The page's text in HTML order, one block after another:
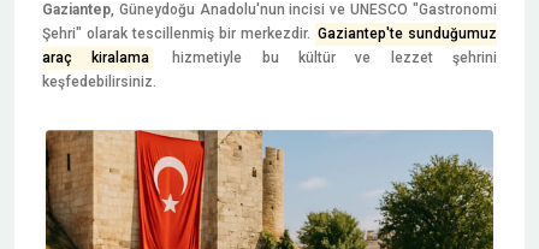
Gaziantep, Güneydoğu Anadolu'nun incisi ve UNESCO "Gastronomi
Şehri" olarak tescillenmiş bir merkezdir. Gaziantep'te sunduğumuz
araç kiralama
hizmetiyle bu kültür ve lezzet şehrini
keşfedebilirsiniz.